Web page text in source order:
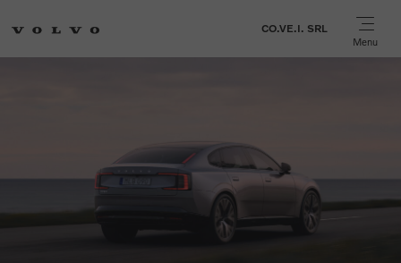
CO.VE.I. SRL
Menu